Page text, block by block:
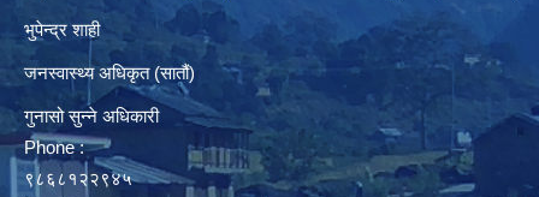
भुपेन्द्र शाही
जनस्वास्थ्य अधिकृत (सातौं)
गुनासो सुन्ने अधिकारी
Phone :
९८६८१२२९४५